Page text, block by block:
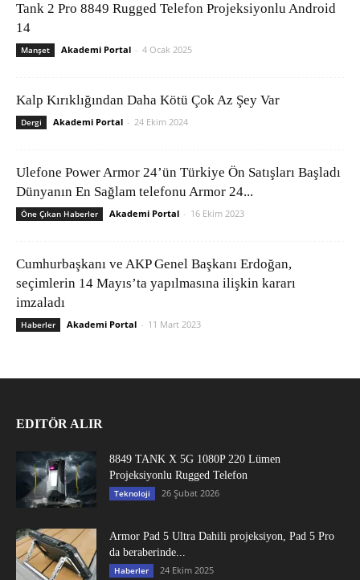
Tank 2 Pro 8849 Rugged Telefon Projeksiyonlu Android
14
Manşet Akademi Portal - 4 Ocak 2025
Kalp Kırıklığından Daha Kötü Çok Az Şey Var
Dergi Akademi Portal - 24 Ekim 2024
Ulefone Power Armor 24’ün Türkiye Ön Satışları Başladı
Dünyanın En Sağlam telefonu Armor 24...
Öne Çıkan Haberler Akademi Portal - 16 Ekim 2023
Cumhurbaşkanı ve AKP Genel Başkanı Erdoğan,
seçimlerin 14 Mayıs’ta yapılmasına ilişkin kararı
imzaladı
Haberler Akademi Portal - 11 Mart 2023
EDITÖR ALIR
8849 TANK X 5G 1080P 220 Lümen
Projeksiyonlu Rugged Telefon
Teknoloji 26 Şubat 2026
Armor Pad 5 Ultra Dahili projeksiyon, Pad 5 Pro
da beraberinde...
Haberler 24 Ekim 2025